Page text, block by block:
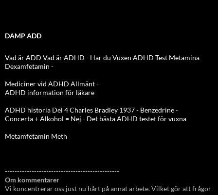
DAMP ADD
Vad är ADD Vad är ADHD - Har du Vuxen ADHD Test Metamina
Dexamfetamin -
Mediciner vid ADHD Allmänt-
ADHD information för läkare
ADHD historia Del 4 Charles Bradley 1937 - Benzedrine-
Concerta + Alkohol = Nej - Det bästa ADHD testet för vuxna
Metamfetamin Meth
-----------------------------------------------
Om kommentarer
Vi koncentrerar oss just nu hårt på annat arbete. Vilket gör att frågor